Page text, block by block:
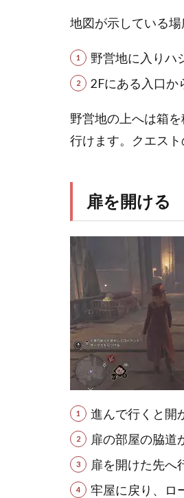
地図が示している場
野営地に入りハ
2Fにある入口か
野営地の上へは箱
行けます。クエスト
扉を開ける
進んで行くと開
扉の部屋の脇道
扉を開けた先へ
牢屋に戻り、ロ